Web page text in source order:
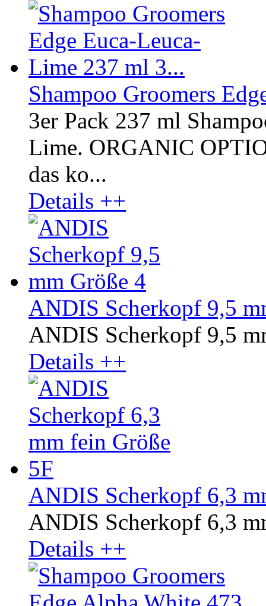
Shampoo Groomers
3er Pack 237 ml
Lime. ORGANIC
das ko...
Details ++
ANDIS Scherkopf 9,5
ANDIS Scherkopf 9,5
Details ++
ANDIS Scherkopf 6,3
ANDIS Scherkopf 6,3
Details ++